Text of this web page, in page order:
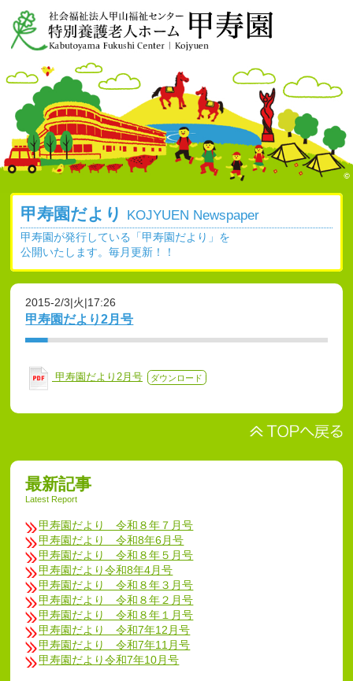
甲寿園だより KOJYUEN Newspaper
甲寿園が発行している「甲寿園だより」を
公開いたします。毎月更新！！
2015-2/3|火|17:26
甲寿園だより2月号
甲寿園だより2月号 ダウンロード
最新記事
Latest Report
甲寿園だより 令和８年７月号
甲寿園だより 令和8年6月号
甲寿園だより 令和８年５月号
甲寿園だより令和8年4月号
甲寿園だより 令和８年３月号
甲寿園だより 令和８年２月号
甲寿園だより 令和８年１月号
甲寿園だより 令和7年12月号
甲寿園だより 令和7年11月号
甲寿園だより令和7年10月号